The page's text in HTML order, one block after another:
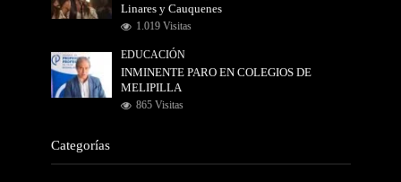
Linares y Cauquenes
1.019 Visitas
EDUCACIÓN
INMINENTE PARO EN COLEGIOS DE
MELIPILLA
865 Visitas
Categorías